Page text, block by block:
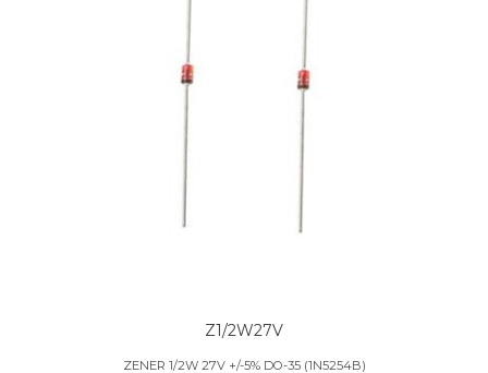
Z1/2W27V
ZENER 1/2W 27V +/-5% DO-35 (1N5254B)